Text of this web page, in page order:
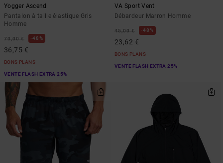
Yogger Ascend
Pantalon à taille élastique Gris
Homme
70,00 € 48%
36,75 €
BONS PLANS
VENTE FLASH EXTRA 25%
VA Sport Vent
Débardeur Marron Homme
45,00 € 48%
23,62 €
BONS PLANS
VENTE FLASH EXTRA 25%